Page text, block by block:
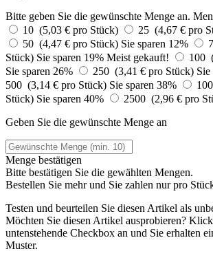
Bitte geben Sie die gewünschte Menge an.
10 (5,03 € pro Stück)
25 (4,67 € pro
50 (4,47 € pro Stück) Sie sparen 12%
Stück) Sie sparen 19% Meist gekauft!
100
Sie sparen 26%
250 (3,41 € pro Stück) Sie
500 (3,14 € pro Stück) Sie sparen 38%
Stück) Sie sparen 40% 2500 (2,96 € pro
Geben Sie die gewünschte Menge an
Menge bestätigen
Bitte bestätigen Sie die gewählten Mengen.
Bestellen Sie mehr und Sie zahlen nurpro
Testen und beurteilen Sie diesen Artikel als
Möchten Sie diesen Artikel ausprobieren?
untenstehende Checkbox an und Sie erhalten
Muster.